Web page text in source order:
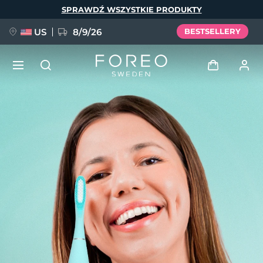
SPRAWDŹ WSZYSTKIE PRODUKTY
US 8/9/26 BESTSELLERY
Profil użytkownika
Moje urządzenia
Moje zamówienia
Moje adresy
Moje subskrypcje
FAQ™ Pure Beauty-Tech Elixir
BREAKING NEWS
issa™ Teeth Whitening Set
Deutsch
Español
Français
Italiano
Português
Svenska
Русский
简体中文 繁體中文